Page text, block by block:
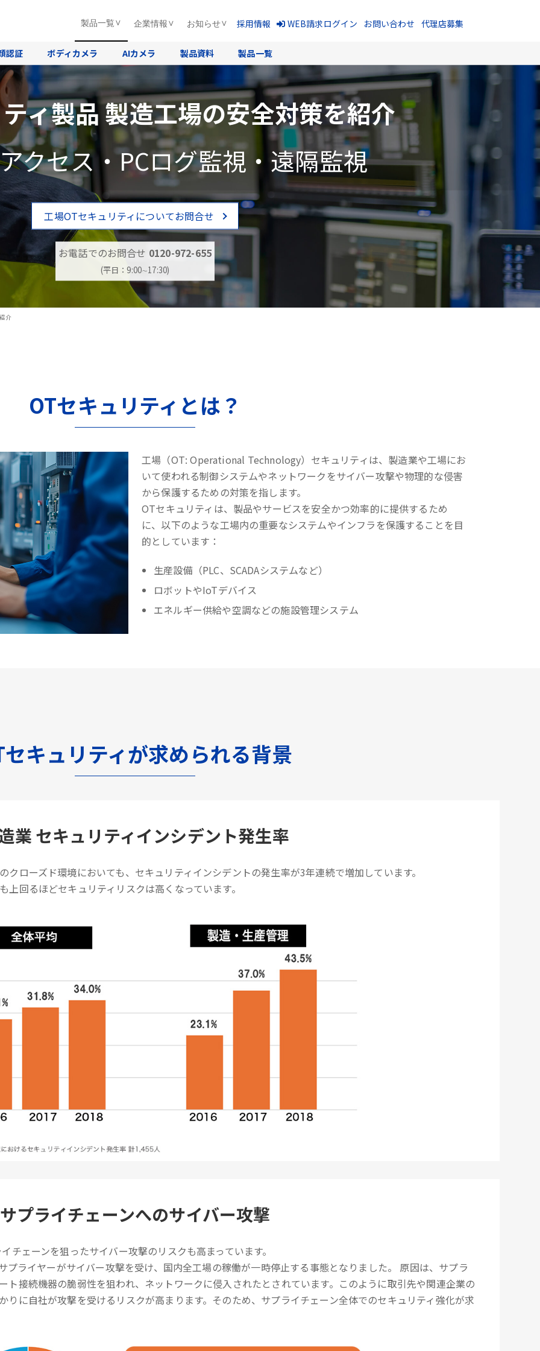
製品一覧
認証 ボディカメラ AIカメラ 製品資料 製品一覧
企業情報 お知らせ 採用情報 WEB請求ログイン お問い合わせ 代理店募集
介
ィ製品 製造工場の安全対策を紹介
クセス・PCログ監視・遠隔監視
工場OTセキュリティについてお問合せ
お電話でのお問合せ 0120-972-655
(平日：9:00∼17:30)
OTセキュリティとは？
工場（OT: Operational Technology）セキュリティは、製造業や工場にお
いて使われる制御システムやネットワークをサイバー攻撃や物理的な侵害
から保護するための対策を指します。
OTセキュリティは、製品やサービスを安全かつ効率的に提供するため
に、以下のような工場内の重要なシステムやインフラを保護することを目
的としています：
生産設備（PLC、SCADAシステムなど）
ロボットやIoTデバイス
エネルギー供給や空調などの施設管理システム
キュリティが求められる背景
業 セキュリティインシデント発生率
ローズド環境においても、セキュリティインシデントの発生率が3年連続で増加しています。
回るほどセキュリティリスクは高くなっています。
サプライチェーンへのサイバー攻撃
チェーンを狙ったサイバー攻撃のリスクも高まっています。
ライヤーがサイバー攻撃を受け、国内全工場の稼働が一時停止する事態となりました。 原因は、サプラ
ト接続機器の脆弱性を狙われ、ネットワークに侵入されたとされています。このように取引先や関連企業の
りに自社が攻撃を受けるリスクが高まります。そのため、サプライチェーン全体でのセキュリティ強化が求